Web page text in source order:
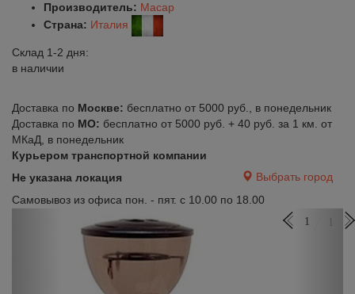
Производитель: Macap
Страна: Италия
Склад 1-2 дня:
в наличии
Доставка по Москве: бесплатно от 5000 руб., в понедельник
Доставка по МО: бесплатно от 5000 руб. + 40 руб. за 1 км. от
МКаД, в понедельник
Курьером транспортной компании
Не указана локация
Выбрать город
Самовывоз из офиса пон. - пят. с 10.00 по 18.00
Next
1